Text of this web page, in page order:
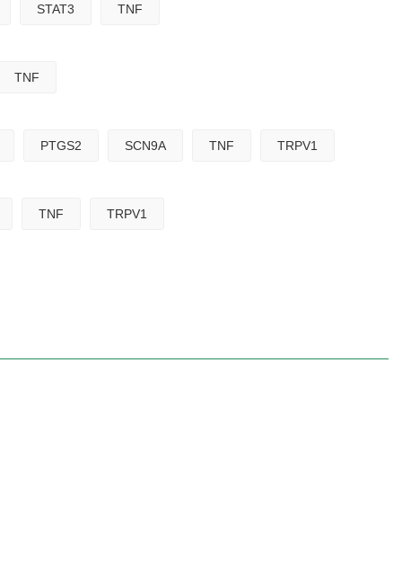
STAT3 TNF
TNF
PTGS2 SCN9A TNF TRPV1
TNF TRPV1